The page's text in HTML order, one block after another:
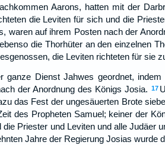
Aarons, hatten mit der
die Leviten für sich und die
waren auf ihrem Posten nach der
die Thorhüter an den einzelnen
die Leviten richteten für sie
ganze Dienst Jahwes geordnet,
der Anordnung des Königs Josia. 17
das Fest der ungesäuerten Brote
des Propheten Samuel; keiner der
Priester und Leviten und alle Judäer
Jahre der Regierung Josias wurde